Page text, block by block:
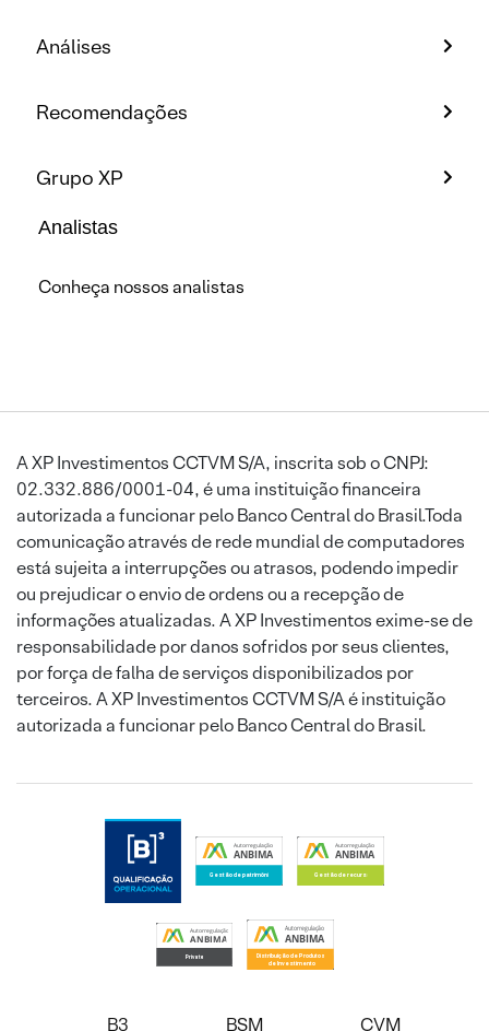
Análises
Recomendações
Grupo XP
Analistas
Conheça nossos analistas
A XP Investimentos CCTVM S/A, inscrita sob o CNPJ:
02.332.886/0001-04, é uma instituição financeira
autorizada a funcionar pelo Banco Central do Brasil.Toda
comunicação através de rede mundial de computadores
está sujeita a interrupções ou atrasos, podendo impedir
ou prejudicar o envio de ordens ou a recepção de
informações atualizadas. A XP Investimentos exime-se de
responsabilidade por danos sofridos por seus clientes,
por força de falha de serviços disponibilizados por
terceiros. A XP Investimentos CCTVM S/A é instituição
autorizada a funcionar pelo Banco Central do Brasil.
B3 BSM CVM